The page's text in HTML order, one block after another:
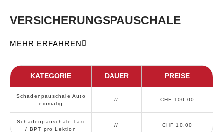
VERSICHERUNGSPAUSCHALE
MEHR ERFAHREN
KATEGORIE DAUER PREISE
Schadenpauschale Auto
einmalig
// CHF 100.00
Schadenpauschale Taxi
/ BPT pro Lektion
// CHF 10.00